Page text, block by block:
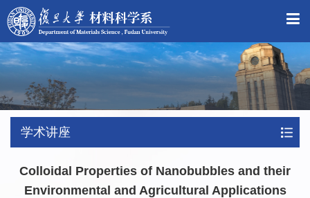
学术讲座
Colloidal Properties of Nanobubbles and their
Environmental and Agricultural Applications